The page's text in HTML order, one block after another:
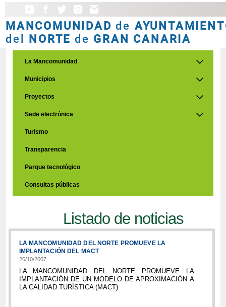
MANCOMUNIDAD de
del NORTE de GRAN CANARIA
La Mancomunidad
Municipios
Proyectos
Sede electrónica
Turismo
Transparencia
Parque tecnológico
Consultas públicas
Listado de noticias
LA MANCOMUNIDAD DEL NORTE PROMUEVE LA
IMPLANTACIÓN DEL MACT
26/10/2007
LA MANCOMUNIDAD DEL NORTE PROMUEVE LA
IMPLANTACIÓN DE UN MODELO DE APROXIMACIÓN A
LA CALIDAD TURÍSTICA (MACT)